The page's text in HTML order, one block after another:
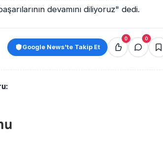
devamını diliyoruz" dedi.
Google News'te Takip Et
0 0